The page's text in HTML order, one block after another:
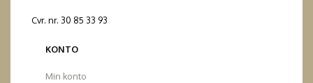
Cvr. nr. 30 85 33 93
KONTO
Min konto